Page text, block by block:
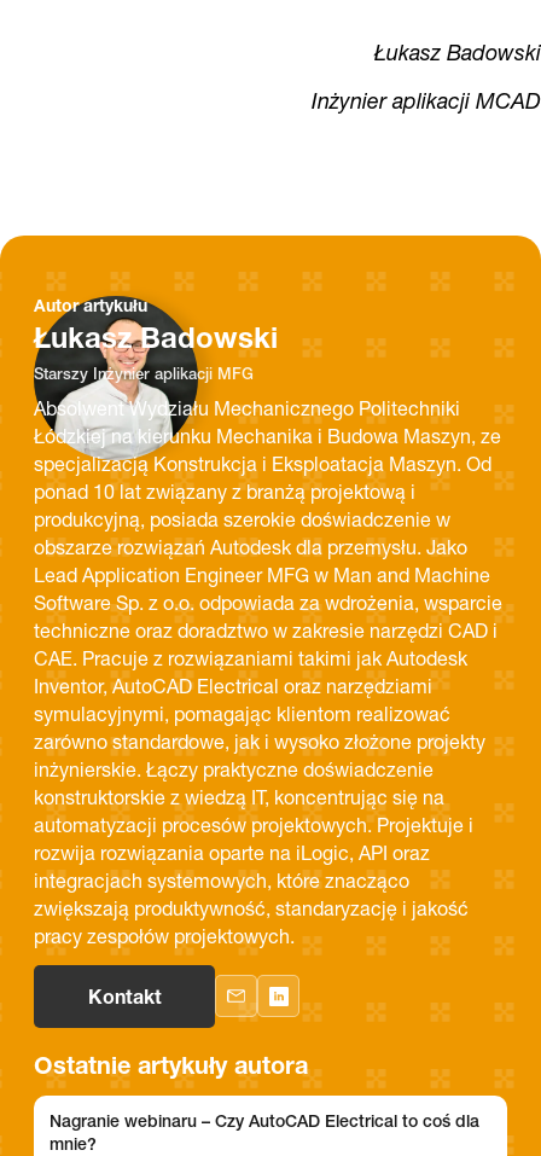
Łukasz Badowski
Inżynier aplikacji MCAD
Autor artykułu
Łukasz Badowski
Starszy Inżynier aplikacji MFG
Absolwent Wydziału Mechanicznego Politechniki
Łódzkiej na kierunku Mechanika i Budowa Maszyn, ze
specjalizacją Konstrukcja i Eksploatacja Maszyn. Od
ponad 10 lat związany z branżą projektową i
produkcyjną, posiada szerokie doświadczenie w
obszarze rozwiązań Autodesk dla przemysłu. Jako
Lead Application Engineer MFG w Man and Machine
Software Sp. z o.o. odpowiada za wdrożenia, wsparcie
techniczne oraz doradztwo w zakresie narzędzi CAD i
CAE. Pracuje z rozwiązaniami takimi jak Autodesk
Inventor, AutoCAD Electrical oraz narzędziami
symulacyjnymi, pomagając klientom realizować
zarówno standardowe, jak i wysoko złożone projekty
inżynierskie. Łączy praktyczne doświadczenie
konstruktorskie z wiedzą IT, koncentrując się na
automatyzacji procesów projektowych. Projektuje i
rozwija rozwiązania oparte na iLogic, API oraz
integracjach systemowych, które znacząco
zwiększają produktywność, standaryzację i jakość
pracy zespołów projektowych.
Kontakt
Ostatnie artykuły autora
Nagranie webinaru – Czy AutoCAD Electrical to coś dla
mnie?